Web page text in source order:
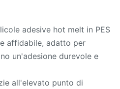
adesive hot melt in PES
affidabile, adatto per
un'adesione durevole e
all'elevato punto di